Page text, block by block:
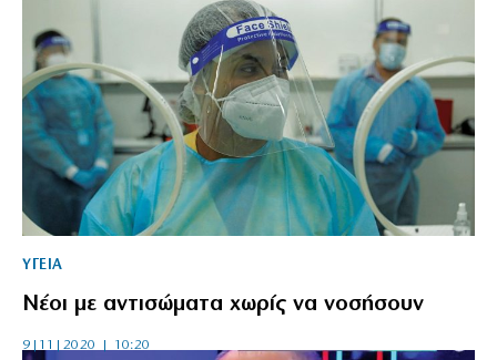
ΥΓΕΙΑ
Νέοι με αντισώματα χωρίς να νοσήσουν
9|11|2020 | 10:20